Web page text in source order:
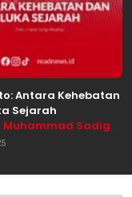
Antara Kehebatan
Sejarah
Muhammad Sadig
Akademisi UIN
Gerakan